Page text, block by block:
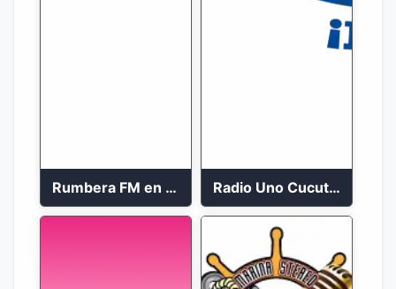
Rumbera FM en vivo 24/7 Radio Uno Cucuta 91.7 FM